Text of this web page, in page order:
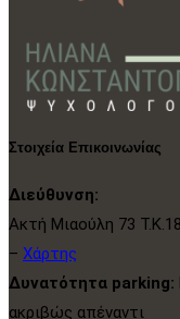
Στοιχεία Επικοινωνίας
Διεύθυνση:
Ακτή Μιαούλη 73
– Χάρτης
Δυνατότητα parking:
ακριβώς απέναντι